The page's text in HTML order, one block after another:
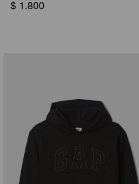
$ 1.800